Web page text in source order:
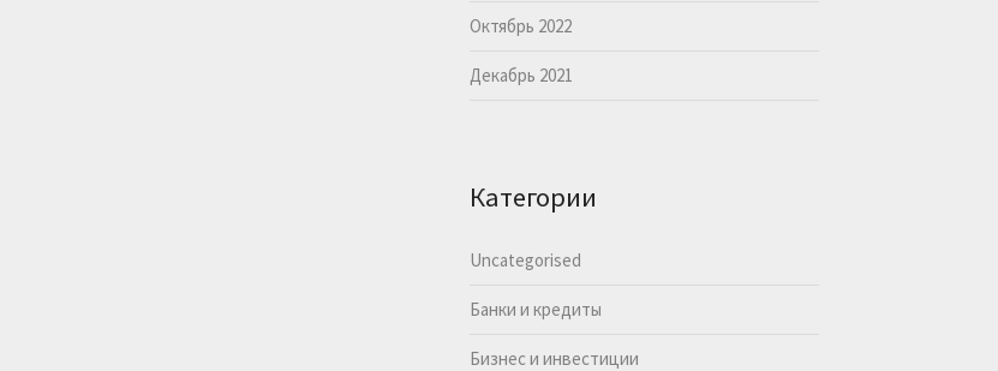
Октябрь 2022
Декабрь 2021
Категории
Uncategorised
Банки и кредиты
Бизнес и инвестиции